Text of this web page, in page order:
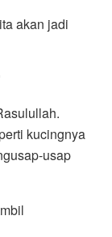
akan jadi
kucingnya
usap